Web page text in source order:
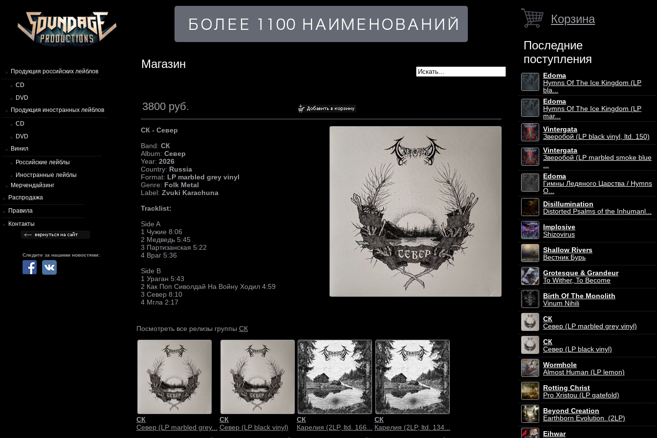
Продукция российских лейблов
CD
DVD
Продукция иностранных лейблов
CD
DVD
Винил
Российские лейблы
Иностранные лейблы
Мерчендайзинг
Распродажа
Правила
Контакты
Следите за нашими новостями:
Магазин
3800 руб.
СК - Север
Band: СК
Album: Север
Year: 2026
Country: Russia
Format: LP marbled grey vinyl
Genre: Folk Metal
Label: Zvuki Karachuna
Tracklist:
Side A
1 Чужие 8:06
2 Медведь 5:45
3 Партизанская 5:22
4 Враг 5:36
Side B
1 Ураган 5:43
2 Как Поп Сиволдай На Войну Ходил 4:59
3 Север 8:10
4 Мгла 2:17
Посмотреть все релизы группы СК
СК
Север (LP marbled grey...
СК
Север (LP black vinyl)
СК
Карелия (2LP, ltd. 166...
СК
Карелия (2LP, ltd. 134...
Корзина
Последние
поступления
Edoma
Hymns Of The Ice Kingdom (LP
bla...
Edoma
Hymns Of The Ice Kingdom (LP
mar...
Vintergata
Зверобой (LP black vinyl, ltd. 150)
Vintergata
Зверобой (LP marbled smoke blue
...
Edoma
Гимны Ледяного Царства / Hymns
O...
Disillumination
Distorted Psalms of the Inhumanl...
Implosive
Shizovirus
Shallow Rivers
Вестник Бурь
Grotesque & Grandeur
To Wither, To Become
Birth Of The Monolith
Vinum Nihili
СК
Север (LP marbled grey vinyl)
СК
Север (LP black vinyl)
Wormhole
Almost Human (LP lemon)
Rotting Christ
Pro Xristou (LP gatefold)
Beyond Creation
Earthborn Evolution. (2LP)
Eihwar